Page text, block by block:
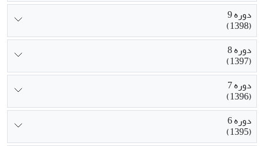
دوره 9
(1398)
دوره 8
(1397)
دوره 7
(1396)
دوره 6
(1395)